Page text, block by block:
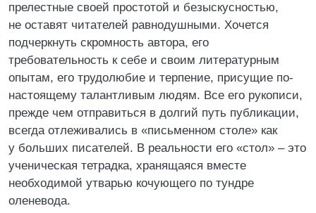
прелестные своей простотой и безыскусностью,
не оставят читателей равнодушными. Хочется
подчеркнуть скромность автора, его
требовательность к себе и своим литературным
опытам, его трудолюбие и терпение, присущие по-
настоящему талантливым людям. Все его рукописи,
прежде чем отправиться в долгий путь публикации,
всегда отлеживались в «письменном столе» как
у больших писателей. В реальности его «стол» – это
ученическая тетрадка, хранящаяся вместе
необходимой утварью кочующего по тундре
оленевода.